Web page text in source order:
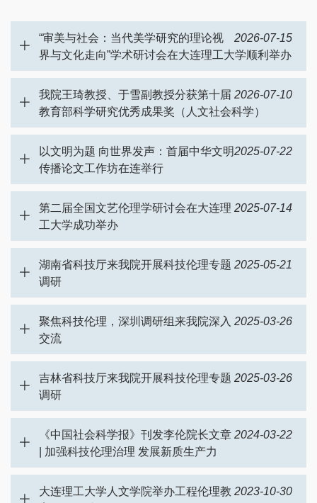
2026-07-15
“审美与社会：当代美学研究的理论视
界与文化走向”学术研讨会在大连理工大学顺利举办
2026-07-10
我院王琦教授、于雪副教授分获第十届
教育部科学研究优秀成果奖（人文社会科学）
2025-07-22
以文明为题 向世界发声：首届中华文明
传播论文工作坊在连举行
2025-07-14
第二届全国文艺伦理学研讨会在大连理
工大学成功举办
2025-05-21
湖南省科技厅来我院开展科技伦理专题
调研
2025-03-26
聚焦科技伦理，深圳调研组来我院深入
交流
2025-03-26
吉林省科技厅来我院开展科技伦理专题
调研
2024-03-22
《中国社会科学报》刊发李伦院长文章
| 加强科技伦理治理 发展新质生产力
2023-10-30
大连理工大学人文学院举办工程伦理教